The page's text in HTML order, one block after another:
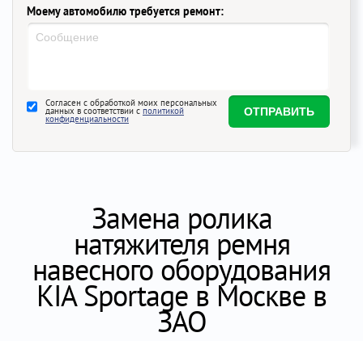
Моему автомобилю требуется ремонт:
Согласен с обработкой моих персональных
данных в соответствии с политикой
конфиденциальности
Замена ролика
натяжителя ремня
навесного оборудования
KIA Sportage в Москве в
ЗАО